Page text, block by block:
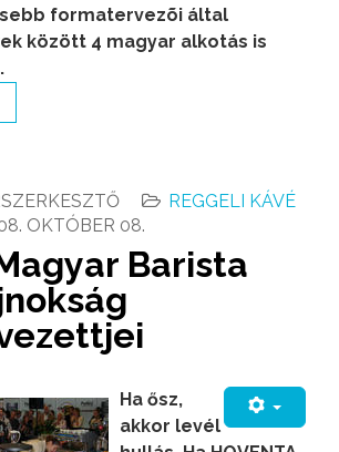
formatervezõi által
között 4 magyar alkotás is
REGGELI KÁVÉ
OKTÓBER 08.
Barista
Ha ősz,
akkor levél